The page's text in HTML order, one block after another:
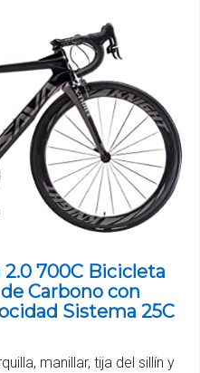
700C Bicicleta
Carbono con
Sistema 25C
manillar, tija del sillín y